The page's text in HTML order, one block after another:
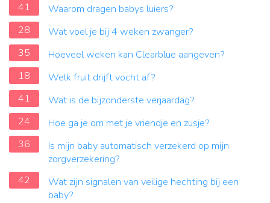
41
Waarom dragen babys luiers?
28
Wat voel je bij 4 weken zwanger?
35
Hoeveel weken kan Clearblue aangeven?
18
Welk fruit drijft vocht af?
41
Wat is de bijzonderste verjaardag?
24
Hoe ga je om met je vriendje en zusje?
36
Is mijn baby automatisch verzekerd op mijn
zorgverzekering?
42
Wat zijn signalen van veilige hechting bij een
baby?